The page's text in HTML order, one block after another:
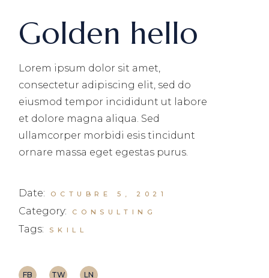
Golden hello
Lorem ipsum dolor sit amet,
consectetur adipiscing elit, sed do
eiusmod tempor incididunt ut labore
et dolore magna aliqua. Sed
ullamcorper morbidi esis tincidunt
ornare massa eget egestas purus.
Date: OCTUBRE 5, 2021
Category: CONSULTING
Tags: SKILL
FB TW LN